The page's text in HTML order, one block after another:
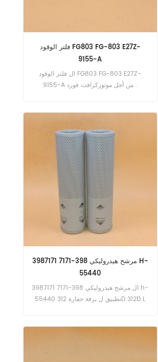
فلتر الوقود FG803 FG-803 E27Z-
9155-A
ال فلتر الوقود FG803 FG-803 E27Z-
9155-A من أجل موتوركرافت فورد .
مرشح هيدروليكي 398-7171 3987171 H-
55440
ال مرشح هيدروليكي 398-7171 3987171 h-
55440 تطبيق ل يرقة حفارة 312D 312D L